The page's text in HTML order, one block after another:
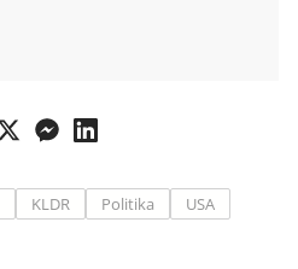
KLDR Politika USA